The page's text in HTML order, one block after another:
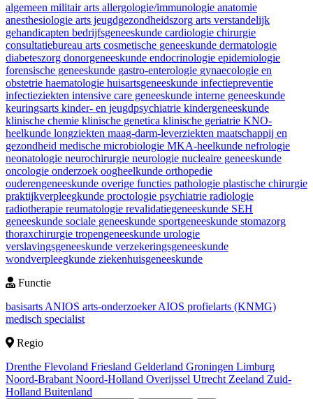
algemeen militair arts allergologie/immunologie anatomie
anesthesiologie arts jeugdgezondheidszorg arts verstandelijk
gehandicapten bedrijfsgeneeskunde cardiologie chirurgie
consultatiebureau arts cosmetische geneeskunde dermatologie
diabeteszorg donorgeneeskunde endocrinologie epidemiologie
forensische geneeskunde gastro-enterologie gynaecologie en
obstetrie haematologie huisartsgeneeskunde infectiepreventie
infectieziekten intensive care geneeskunde interne geneeskunde
keuringsarts kinder- en jeugdpsychiatrie kindergeneeskunde
klinische chemie klinische genetica klinische geriatrie KNO-
heelkunde longziekten maag-darm-leverziekten maatschappij en
gezondheid medische microbiologie MKA-heelkunde nefrologie
neonatologie neurochirurgie neurologie nucleaire geneeskunde
oncologie onderzoek oogheelkunde orthopedie
ouderengeneeskunde overige functies pathologie plastische chirurgie
praktijkverpleegkunde proctologie psychiatrie radiologie
radiotherapie reumatologie revalidatiegeneeskunde SEH
geneeskunde sociale geneeskunde sportgeneeskunde stomazorg
thoraxchirurgie tropengeneeskunde urologie
verslavingsgeneeskunde verzekeringsgeneeskunde
wondverpleegkunde ziekenhuisgeneeskunde
Functie
basisarts ANIOS arts-onderzoekerAIOS profielarts (KNMG)
medisch specialist
Regio
Drenthe Flevoland Friesland Gelderland Groningen Limburg
Noord-Brabant Noord-Holland Overijssel Utrecht Zeeland Zuid-
Holland Buitenland